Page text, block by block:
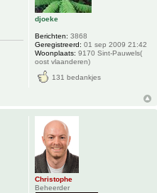
djoeke
Berichten: 3868
Geregistreerd: 01 sep 2009 21:42
Woonplaats: 9170 Sint-Pauwels(
oost vlaanderen)
131 bedankjes
Christophe
Beheerder